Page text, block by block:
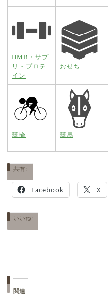
HMB・サプ
リ・プロテ
イン
おせち
競輪 競馬
共有:
Facebook X
いいね:
関連